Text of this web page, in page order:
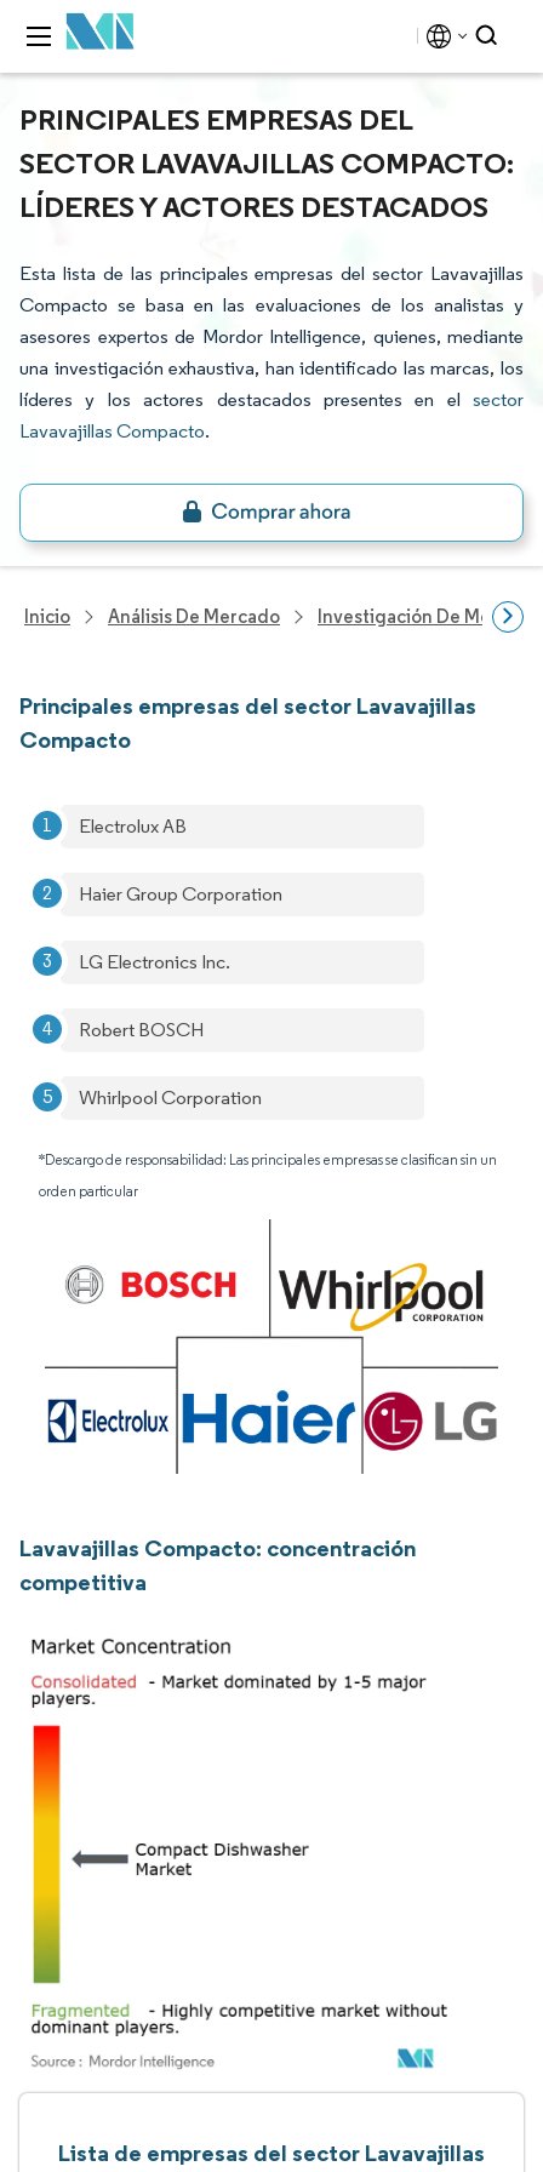
PRINCIPALES EMPRESAS DEL
SECTOR LAVAVAJILLAS COMPACTO:
LÍDERES Y ACTORES DESTACADOS
Esta lista de las principales empresas del sector Lavavajillas
Compacto se basa en las evaluaciones de los analistas y
asesores expertos de Mordor Intelligence, quienes, mediante
una investigación exhaustiva, han identificado las marcas, los
líderes y los actores destacados presentes en el sector
Lavavajillas Compacto.
Inicio Análisis De Mercado Investigación De Mejoras
Principales empresas del sector Lavavajillas
Compacto
Electrolux AB
Haier Group Corporation
LG Electronics Inc.
Robert BOSCH
Whirlpool Corporation
*Descargo de responsabilidad: Las principales empresas se clasifican sin un
orden particular
Lavavajillas Compacto: concentración
competitiva
Lista de empresas del sector Lavavajillas